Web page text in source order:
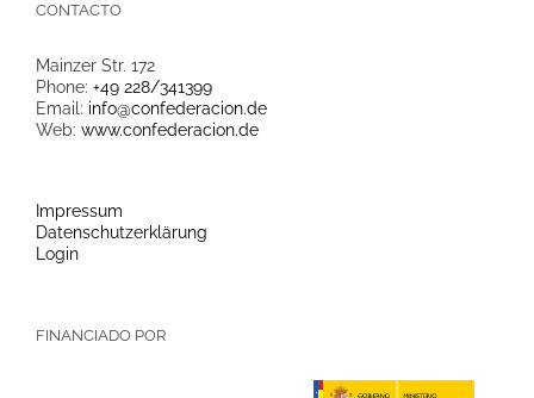
CONTACTO
Mainzer Str. 172
Phone: +49 228/341399
Email: info@confederacion.de
Web: www.confederacion.de
Impressum
Datenschutzerklärung
Login
FINANCIADO POR